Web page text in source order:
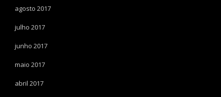
agosto 2017
julho 2017
junho 2017
maio 2017
abril 2017